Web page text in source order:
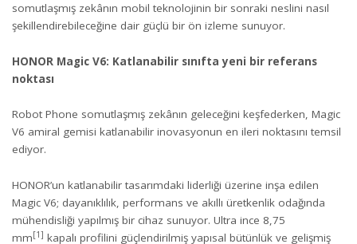
somutlaşmış zekânın mobil teknolojinin bir sonraki neslini nasıl
şekillendirebileceğine dair güçlü bir ön izleme sunuyor.
HONOR Magic V6: Katlanabilir sınıfta yeni bir referans
noktası
Robot Phone somutlaşmış zekânın geleceğini keşfederken, Magic
V6 amiral gemisi katlanabilir inovasyonun en ileri noktasını temsil
ediyor.
HONOR’un katlanabilir tasarımdaki liderliği üzerine inşa edilen
Magic V6; dayanıklılık, performans ve akıllı üretkenlik odağında
mühendisliği yapılmış bir cihaz sunuyor. Ultra ince 8,75
mm[1] kapalı profilini güçlendirilmiş yapısal bütünlük ve gelişmiş